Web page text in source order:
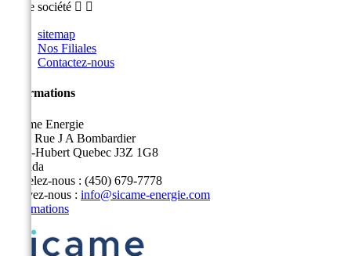
Notre société  
sitemap
Nos Filiales
Contactez-nous
Informations
Sicame Energie
5400 Rue J A Bombardier
Saint-Hubert Quebec J3Z 1G8
Canada
Appelez-nous : (450) 679-7778
Écrivez-nous : info@sicame-energie.com
Informations